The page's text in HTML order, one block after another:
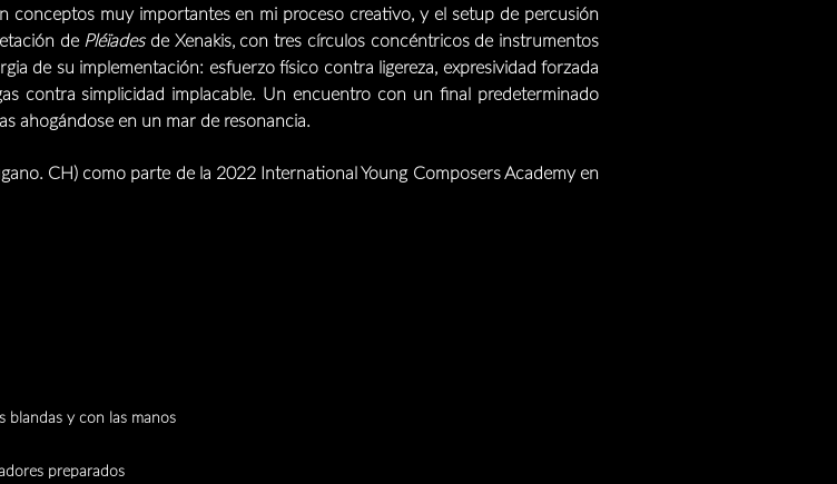
conceptos muy importantes en mi proceso creativo, y el setup de percusión
de Pléïadesde Xenakis, con tres círculos concéntricos de instrumentos
de su implementación: esfuerzo físico contra ligereza, expresividad forzada
contra simplicidad implacable. Un encuentro con un final predeterminado
ahogándose en un mar de resonancia.
CH) como parte de la 2022 International Young Composers Academy en
y con las manos
preparados